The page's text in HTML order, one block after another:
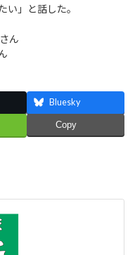
い」と話した。
Bluesky
Copy